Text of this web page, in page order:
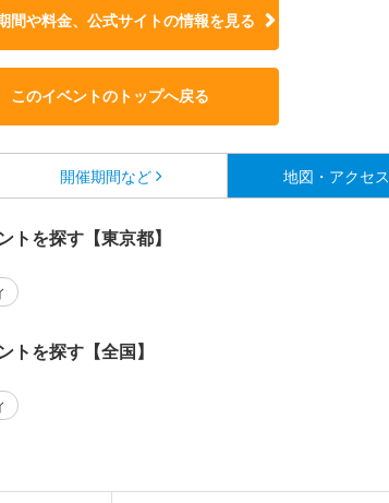
間や料金、公式サイトの情報を見る
このイベントのトップへ戻る
開催期間など 地図・アクセス
トを探す【東京都】
トを探す【全国】